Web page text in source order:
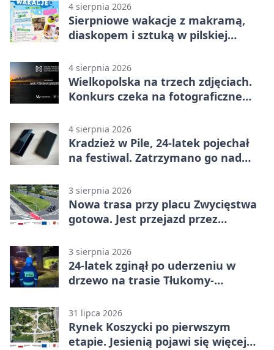
4 sierpnia 2026
Sierpniowe wakacje z makramą,
diaskopem i sztuką w pilskiej
4 sierpnia 2026
Wielkopolska na trzech zdjęciach.
Konkurs czeka na fotograficzne
4 sierpnia 2026
Kradzież w Pile, 24-latek pojechał
na festiwal. Zatrzymano go nad
3 sierpnia 2026
Nowa trasa przy placu Zwycięstwa
gotowa. Jest przejazd przez
3 sierpnia 2026
24-latek zginął po uderzeniu w
drzewo na trasie Tłukomy-
31 lipca 2026
Rynek Koszycki po pierwszym
etapie. Jesienią pojawi się więcej